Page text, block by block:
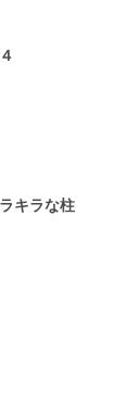
キラな柱